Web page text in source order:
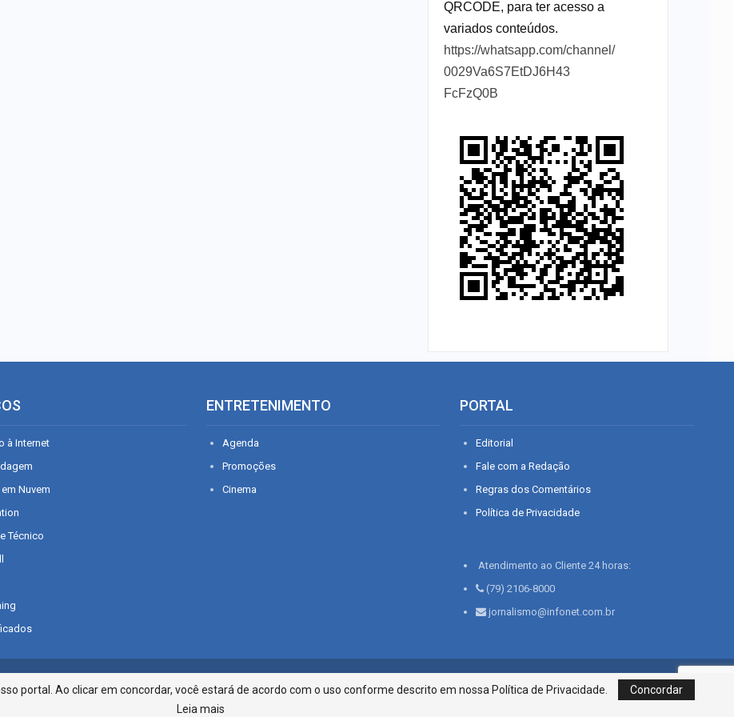
QRCODE, para ter acesso a
variados conteúdos.
https://whatsapp.com/channel/
0029Va6S7EtDJ6H43
FcFzQ0B
à Internet
Nuvem
Técnico
ENTRETENIMENTO
Agenda
Promoções
Cinema
PORTAL
Editorial
Fale com a Redação
Regras dos Comentários
Política de Privacidade
Atendimento ao Cliente 24 horas:
(79) 2106-8000
jornalismo@infonet.com.br
Infonet - Rua Monsenhor Silveira 276, Bairro São José | Aracaju-SE, CEP 49015-030, Fone: 79.2106.8000 - CI
Centro de Informações LTDA
portal. Ao clicar em concordar, você estará de acordo com o uso conforme descrito em nossa Política de Privacidade.
Concordar
Leia mais